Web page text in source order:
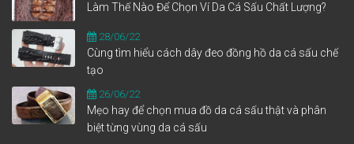
Làm Thế Nào Để Chọn Ví Da Cá Sấu Chất Lượng?
28/06/22
Cùng tìm hiểu cách dây đeo đồng hồ da cá sấu chế
tạo
26/06/22
Mẹo hay để chọn mua đồ da cá sấu thật và phân
biệt từng vùng da cá sấu